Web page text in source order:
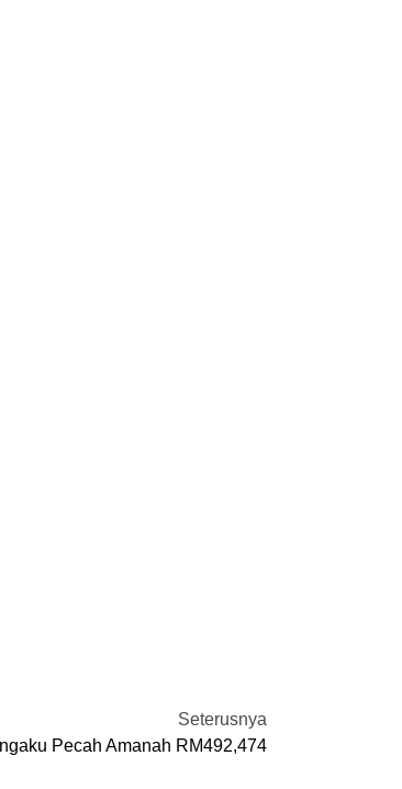
Seterusnya
Pecah Amanah RM492,474